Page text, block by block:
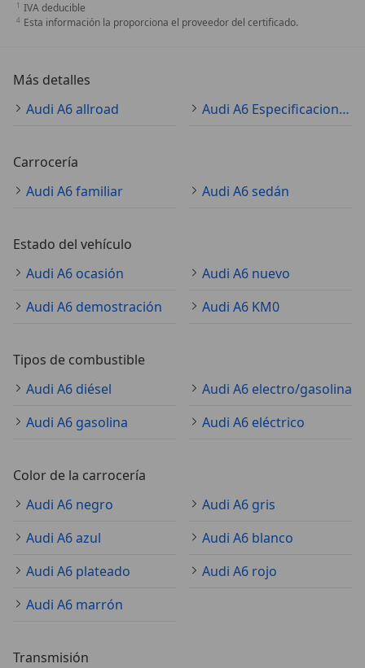
IVA deducible
Esta información la proporciona el proveedor del certificado.
Más detalles
Audi A6 allroad
Audi A6 Especificaciones técnicas
Carrocería
Audi A6 familiar
Audi A6 sedán
Estado del vehículo
Audi A6 ocasión
Audi A6 nuevo
Audi A6 demostración
Audi A6 KM0
Tipos de combustible
Audi A6 diésel
Audi A6 electro/gasolina
Audi A6 gasolina
Audi A6 eléctrico
Color de la carrocería
Audi A6 negro
Audi A6 gris
Audi A6 azul
Audi A6 blanco
Audi A6 plateado
Audi A6 rojo
Audi A6 marrón
Transmisión